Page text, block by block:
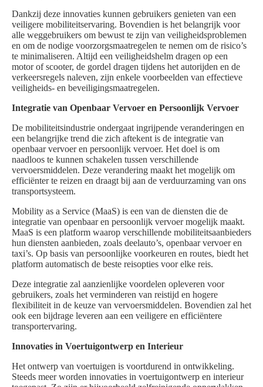
Dankzij deze innovaties kunnen gebruikers genieten van een
veiligere mobiliteitservaring. Bovendien is het belangrijk voor
alle weggebruikers om bewust te zijn van veiligheidsproblemen
en om de nodige voorzorgsmaatregelen te nemen om de risico’s
te minimaliseren. Altijd een veiligheidshelm dragen op een
motor of scooter, de gordel dragen tijdens het autorijden en de
verkeersregels naleven, zijn enkele voorbeelden van effectieve
veiligheids- en beveiligingsmaatregelen.
Integratie van Openbaar Vervoer en Persoonlijk Vervoer
De mobiliteitsindustrie ondergaat ingrijpende veranderingen en
een belangrijke trend die zich aftekent is de integratie van
openbaar vervoer en persoonlijk vervoer. Het doel is om
naadloos te kunnen schakelen tussen verschillende
vervoersmiddelen. Deze verandering maakt het mogelijk om
efficiënter te reizen en draagt bij aan de verduurzaming van ons
transportsysteem.
Mobility as a Service (MaaS) is een van de diensten die de
integratie van openbaar en persoonlijk vervoer mogelijk maakt.
MaaS is een platform waarop verschillende mobiliteitsaanbieders
hun diensten aanbieden, zoals deelauto’s, openbaar vervoer en
taxi’s. Op basis van persoonlijke voorkeuren en routes, biedt het
platform automatisch de beste reisopties voor elke reis.
Deze integratie zal aanzienlijke voordelen opleveren voor
gebruikers, zoals het verminderen van reistijd en hogere
flexibiliteit in de keuze van vervoersmiddelen. Bovendien zal het
ook een bijdrage leveren aan een veiligere en efficiëntere
transportervaring.
Innovaties in Voertuigontwerp en Interieur
Het ontwerp van voertuigen is voortdurend in ontwikkeling.
Steeds meer worden innovaties in voertuigontwerp en interieur